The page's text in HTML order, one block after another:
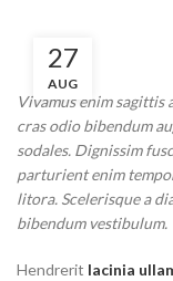
27
AUG
Vivamus enim sagittis
cras odio bibendum
sodales. Dignissim
parturient enim
litora. Scelerisque a
bibendum vestibulum.
Hendrerit lacinia